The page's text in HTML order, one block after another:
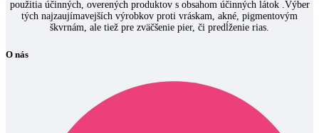
použitia účinných, overených produktov s obsahom účinných látok .Výber
tých najzaujímavejších výrobkov proti vráskam, akné, pigmentovým
škvrnám, ale tiež pre zväčšenie pier, či predĺženie rias.
O nás